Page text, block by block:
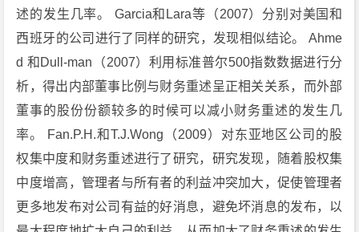
述的发生几率。 Garcia和Lara等（2007）分别对美国和
西班牙的公司进行了同样的研究，发现相似结论。 Ahme
d 和Dull-man（2007）利用标准普尔500指数数据进行分
析，得出内部董事比例与财务重述呈正相关关系，而外部
董事的股份份额较多的时候可以减小财务重述的发生几
率。 Fan.P.H.和T.J.Wong（2009）对东亚地区公司的股
权集中度和财务重述进行了研究，研究发现，随着股权集
中度增高，管理者与所有者的利益冲突加大，促使管理者
更多地发布对公司有益的好消息，避免坏消息的发布，以